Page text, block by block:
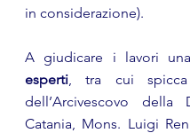
in considerazione).
A giudicare i lavori
esperti, tra cui
dell’Arcivescovo della
Catania, Mons. Luigi